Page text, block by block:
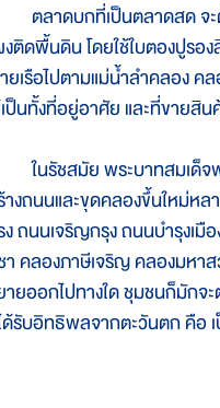
ตลาดบกที่เป็นตลาดสด จะตั้
งติดพื้นดิน โดยใช้ใบตองปูรอ
เรือไปตามแม่น้ำลำคลอง ค
ป็นทั้งที่อยู่อาศัย และที่ขายสิ
ในรัชสมัย พระบาทสมเด็จพร
งถนนและขุดคลองขึ้นใหม่ห
ง ถนนเจริญกรุง ถนนบำรุงเ
า คลองภาษีเจริญ คลองมหา
ยออกไปทางใด ชุมชนก็มักจ
ด้รับอิทธิพลจากตะวันตก คือ